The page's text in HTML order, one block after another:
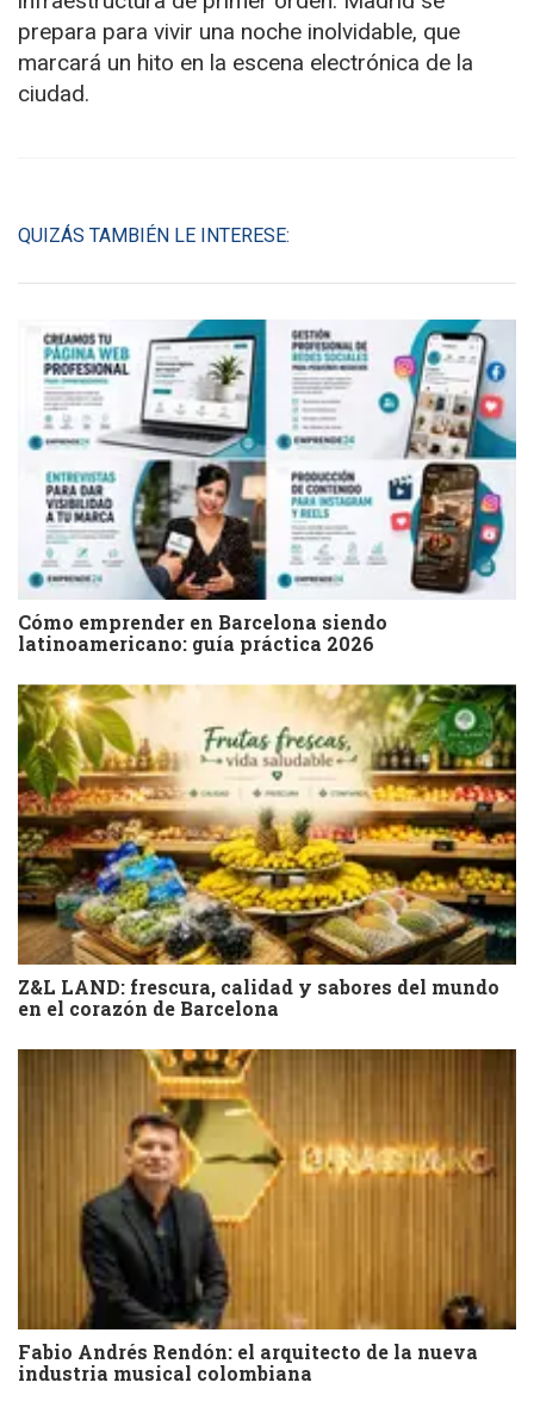
prepara para vivir una noche inolvidable, que
marcará un hito en la escena electrónica de la
ciudad.
QUIZÁS TAMBIÉN LE INTERESE:
Cómo emprender en Barcelona siendo
latinoamericano: guía práctica 2026
Z&L LAND: frescura, calidad y sabores del mundo
en el corazón de Barcelona
Fabio Andrés Rendón: el arquitecto de la nueva
industria musical colombiana